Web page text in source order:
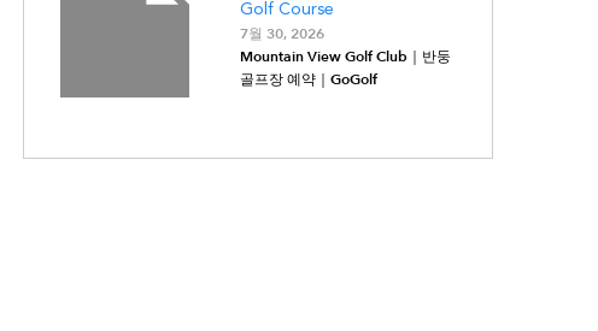
Golf Course
7월 30, 2026
Mountain View Golf Club｜반둥
골프장 예약｜GoGolf